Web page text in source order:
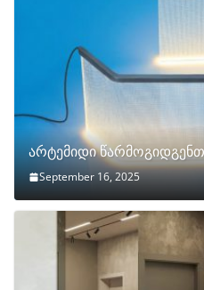
არტემიდი წარმოგიდგენთ
September 16, 2025